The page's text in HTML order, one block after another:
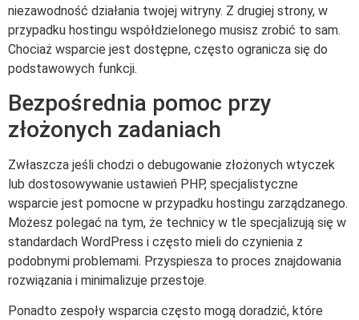
niezawodność działania twojej witryny. Z drugiej strony, w
przypadku hostingu współdzielonego musisz zrobić to sam.
Chociaż wsparcie jest dostępne, często ogranicza się do
podstawowych funkcji.
Bezpośrednia pomoc przy
złożonych zadaniach
Zwłaszcza jeśli chodzi o debugowanie złożonych wtyczek
lub dostosowywanie ustawień PHP, specjalistyczne
wsparcie jest pomocne w przypadku hostingu zarządzanego.
Możesz polegać na tym, że technicy w tle specjalizują się w
standardach WordPress i często mieli do czynienia z
podobnymi problemami. Przyspiesza to proces znajdowania
rozwiązania i minimalizuje przestoje.
Ponadto zespoły wsparcia często mogą doradzić, które